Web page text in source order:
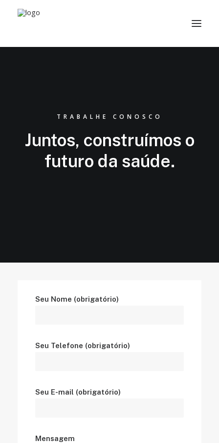
TRABALHE CONOSCO
Juntos, construímos o
futuro da saúde.
Seu Nome (obrigatório)
Seu Telefone (obrigatório)
Seu E-mail (obrigatório)
Mensagem